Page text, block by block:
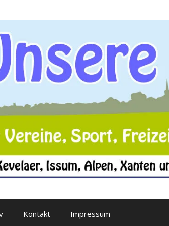
Kontakt Impressum